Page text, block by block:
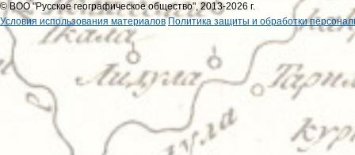
© ВОО "Русское географическое общество", 2013-2026 г.
Условия использования материалов Политика защиты и обработки